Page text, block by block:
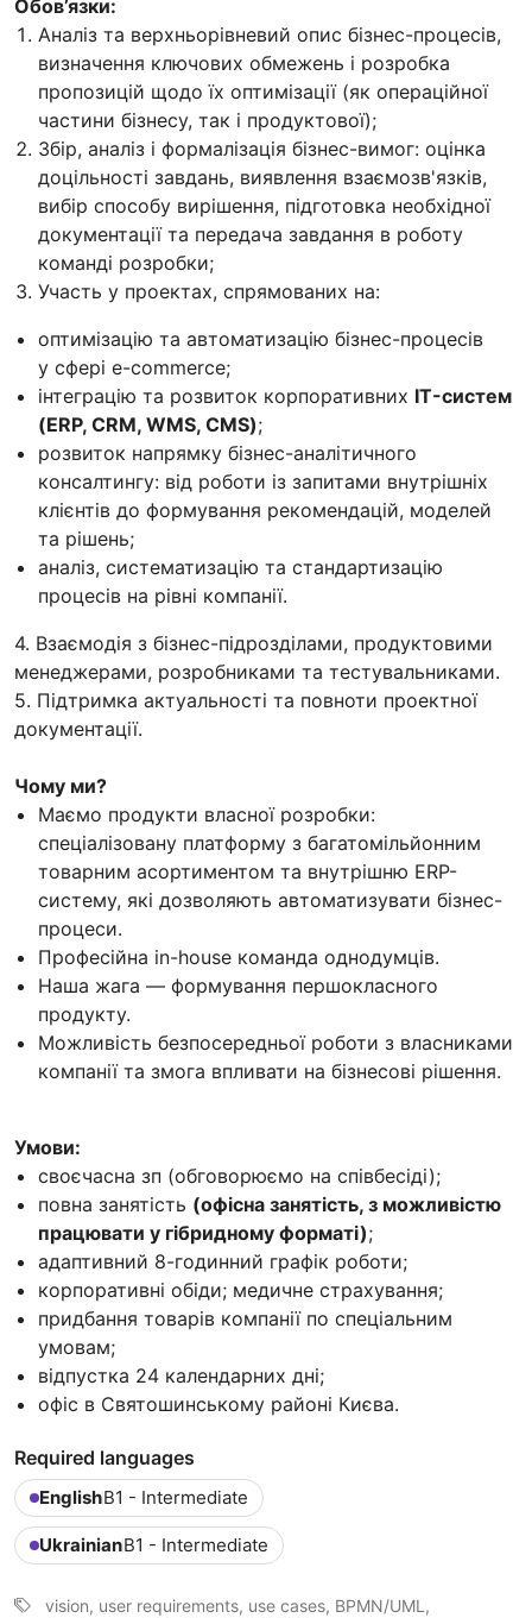
Обов’язки:
Аналіз та верхньорівневий опис бізнес-процесів,
визначення ключових обмежень і розробка
пропозицій щодо їх оптимізації (як операційної
частини бізнесу, так і продуктової);
Збір, аналіз і формалізація бізнес-вимог: оцінка
доцільності завдань, виявлення взаємозв'язків,
вибір способу вирішення, підготовка необхідної
документації та передача завдання в роботу
команді розробки;
Участь у проектах, спрямованих на:
оптимізацію та автоматизацію бізнес-процесів
у сфері e-commerce;
інтеграцію та розвиток корпоративних IT-систем
(ERP, CRM, WMS, CMS);
розвиток напрямку бізнес-аналітичного
консалтингу: від роботи із запитами внутрішніх
клієнтів до формування рекомендацій, моделей
та рішень;
аналіз, систематизацію та стандартизацію
процесів на рівні компанії.
4. Взаємодія з бізнес-підрозділами, продуктовими
менеджерами, розробниками та тестувальниками.
5. Підтримка актуальності та повноти проектної
документації.
Чому ми?
Маємо продукти власної розробки:
спеціалізовану платформу з багатомільйонним
товарним асортиментом та внутрішню ERP-
систему, які дозволяють автоматизувати бізнес-
процеси.
Професійна in-house команда однодумців.
Наша жага — формування першокласного
продукту.
Можливість безпосередньої роботи з власниками
компанії та змога впливати на бізнесові рішення.
Умови:
своєчасна зп (обговорюємо на співбесіді);
повна занятість (офісна занятість, з можливістю
працювати у гібридному форматі);
адаптивний 8-годинний графік роботи;
корпоративні обіди; медичне страхування;
придбання товарів компанії по спеціальним
умовам;
відпустка 24 календарних дні;
офіс в Святошинському районі Києва.
Required languages
EnglishB1 - Intermediate
UkrainianB1 - Intermediate
vision, user requirements, use cases, BPMN/UML,